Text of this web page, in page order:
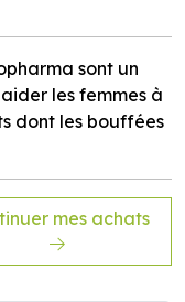
sont un
les femmes à
dont les bouffées
mes achats